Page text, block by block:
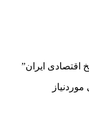
اقتصادی ایران”